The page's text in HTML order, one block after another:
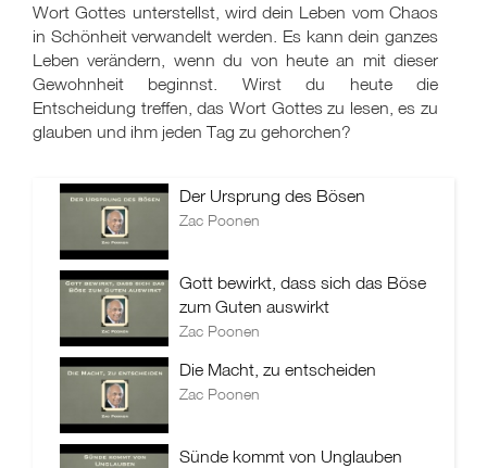
Wort Gottes unterstellst, wird dein Leben vom Chaos
in Schönheit verwandelt werden. Es kann dein ganzes
Leben verändern, wenn du von heute an mit dieser
Gewohnheit beginnst. Wirst du heute die
Entscheidung treffen, das Wort Gottes zu lesen, es zu
glauben und ihm jeden Tag zu gehorchen?
Der Ursprung des Bösen
Zac Poonen
Gott bewirkt, dass sich das Böse
zum Guten auswirkt
Zac Poonen
Die Macht, zu entscheiden
Zac Poonen
Sünde kommt von Unglauben